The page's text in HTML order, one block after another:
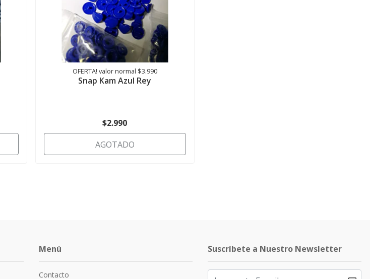
OFERTA! valor normal $3.990
Snap Kam Azul Rey
$2.990
AGOTADO
Menú
Contacto
Suscríbete a Nuestro Newsletter